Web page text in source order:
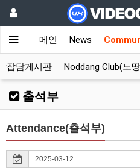
메인 News
잡담게시판 Noddang Club(노
출석부
Attendance(출석부)